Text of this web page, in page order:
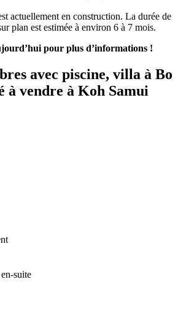
actuellement en construction. La durée de
plan est estimée à environ 6 à 7 mois.
pour plus d’informations !
avec piscine, villa à Bo
à vendre à Koh Samui
suite